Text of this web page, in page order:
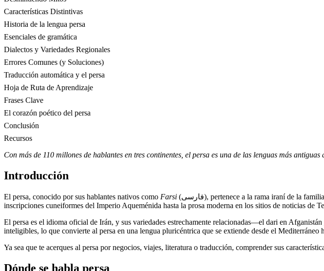
Características Distintivas
Historia de la lengua persa
Esenciales de gramática
Dialectos y Variedades Regionales
Errores Comunes (y Soluciones)
Traducción automática y el persa
Hoja de Ruta de Aprendizaje
Frases Clave
El corazón poético del persa
Conclusión
Recursos
Con más de 110 millones de hablantes en tres continentes, el persa es una de las lenguas más
Introducción
El persa, conocido por sus hablantes nativos como Farsi (فارسی), pertenece a la rama iraní de la familia de lenguas indoeuropeas. Tiene una historia escrita documentada que abarca más de 2,500 años, desde las
inscripciones cuneiformes del Imperio Aqueménida hasta la prosa moderna en los sitios de noticias de
El persa es el idioma oficial de Irán, y sus variedades estrechamente relacionadas—el dari en
inteligibles, lo que convierte al persa en una lengua pluricéntrica que se extiende desde el Mediterráneo
Ya sea que te acerques al persa por negocios, viajes, literatura o traducción, comprender sus
Dónde se habla persa